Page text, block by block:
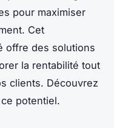
pour maximiser
Cet
offre des solutions
la rentabilité tout
clients. Découvrez
potentiel.